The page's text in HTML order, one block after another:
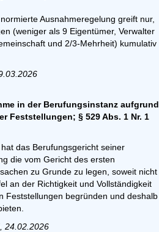
Ausnahmeregelung greift nur,
(weniger als 9 Eigentümer, Verwalter
und 2/3-Mehrheit) kumulativ
in der Berufungsinstanz aufgrund
Feststellungen; § 529 Abs. 1 Nr. 1
das Berufungsgericht seiner
die vom Gericht des ersten
zu Grunde zu legen, soweit nicht
an der Richtigkeit und Vollständigkeit
Feststellungen begründen und deshalb
24.02.2026